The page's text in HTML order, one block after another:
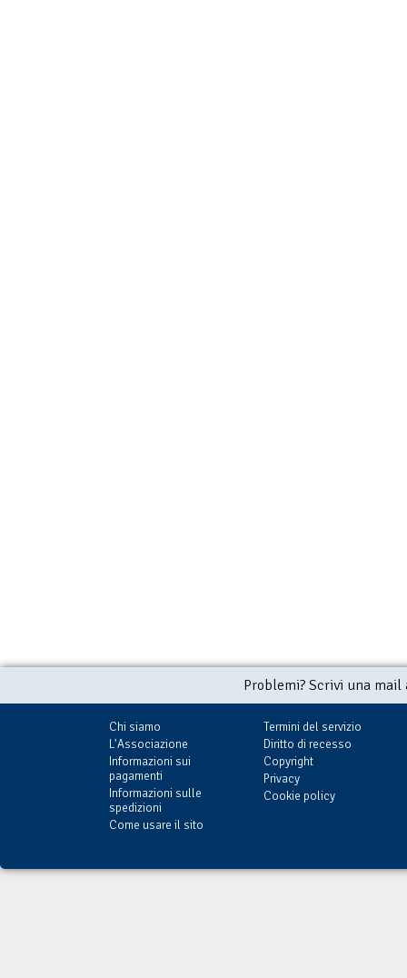
Problemi? Scrivi una
Chi siamo
L'Associazione
Informazioni sui
pagamenti
Informazioni sulle
spedizioni
Come usare il sito
Termini del servizio
Diritto di recesso
Copyright
Privacy
Cookie policy